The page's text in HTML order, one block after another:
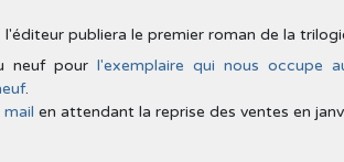
l'éditeur publiera le premier roman de la
neuf pour l'exemplaire qui nous occupe
.
mail en attendant la reprise des ventes en